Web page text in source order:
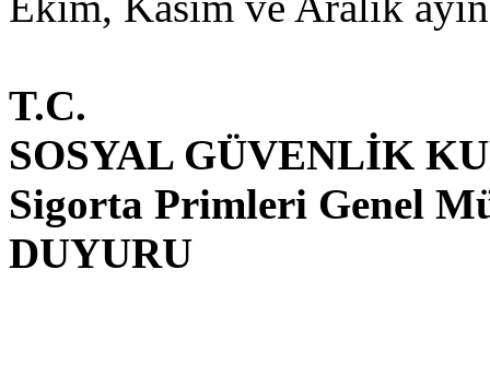
T.C.
SOSYAL GÜVENLİK
Sigorta Primleri Genel
DUYURU